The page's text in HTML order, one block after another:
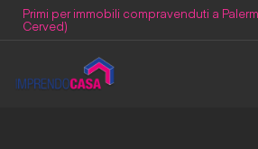
Primi per immobili compravenduti a
Cerved)
La nostra squadra di